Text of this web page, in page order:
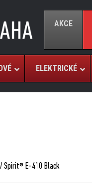
AKCE
ELEKTRICKÉ
/ Spirit® E-410 Black